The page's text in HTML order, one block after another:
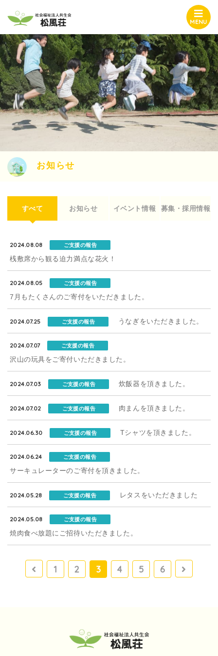
MENU
お知らせ
すべて お知らせ イベント情報 募集・採用情報
2024.08.08 ご支援の報告
桟敷席から観る迫力満点な花火！
2024.08.05 ご支援の報告
7月もたくさんのご寄付をいただきました。
2024.07.25 ご支援の報告 うなぎをいただきました。
2024.07.07 ご支援の報告
沢山の玩具をご寄付いただきました。
2024.07.03 ご支援の報告 炊飯器を頂きました。
2024.07.02 ご支援の報告 肉まんを頂きました。
2024.06.30 ご支援の報告 Tシャツを頂きました。
2024.06.24 ご支援の報告
サーキュレーターのご寄付を頂きました。
2024.05.28 ご支援の報告 レタスをいただきました
2024.05.08 ご支援の報告
焼肉食べ放題にご招待いただきました。
1 2 3 4 5 6